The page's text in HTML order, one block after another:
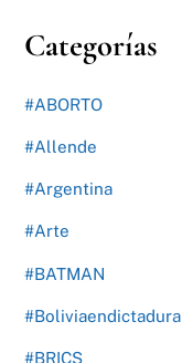
Categorías
#ABORTO
#Allende
#Argentina
#Arte
#BATMAN
#Boliviaendictadura
#BRICS